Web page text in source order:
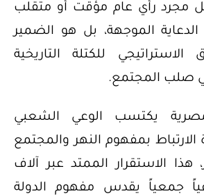
مجرد رأي عام مؤقت أو متقلب
الموجهة، بل هو الضمير
للكتلة التاريخية
صلب المجتمع.
يكتسب الوعي الشعبي
بمفهوم النهر والمجتمع
هذا الاستقرار الممتد عبر آلاف
جمعياً يقدس مفهوم الدولة